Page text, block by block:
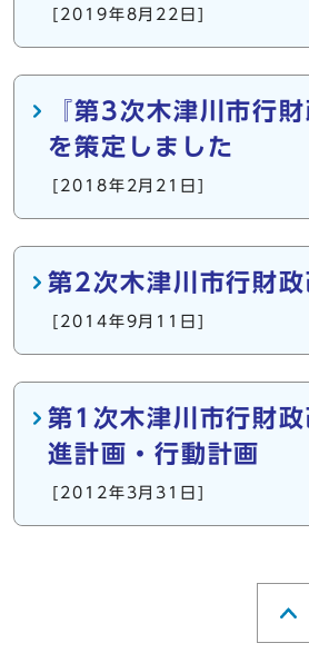
[2019年8月22日]
『第3次木津川市行
を策定しました
[2018年2月21日]
第2次木津川市行財政
[2014年9月11日]
第1次木津川市行財
進計画・行動計画
[2012年3月31日]